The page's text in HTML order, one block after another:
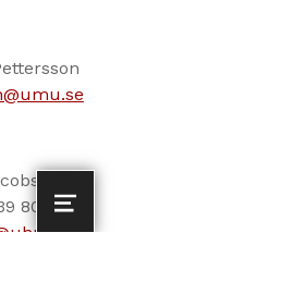
MENU
80 55